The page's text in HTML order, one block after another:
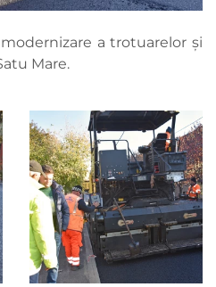
a trotuarelor și
Mare.